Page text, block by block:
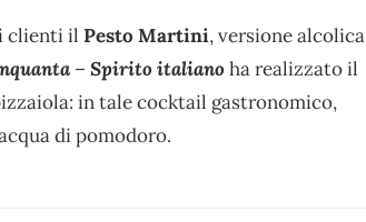
clienti il Pesto Martini, versione alcolica
– Spirito italianoha realizzato il
in tale cocktail gastronomico,
di pomodoro.